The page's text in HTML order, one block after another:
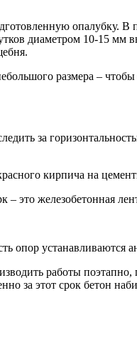
опалубку.
диаметром 10-15 мм
размера –
за
кирпича на
это железобетонная
опор устанавливаются
работы
за этот срок бетон